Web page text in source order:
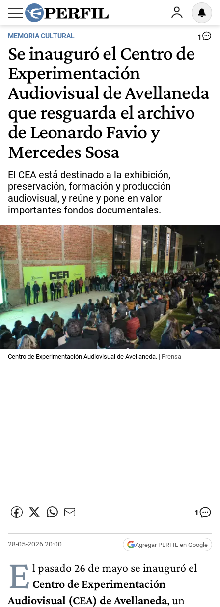
MEMORIA CULTURAL 1
Se inauguró el Centro de
Experimentación
Audiovisual de Avellaneda
que resguarda el archivo
de Leonardo Favio y
Mercedes Sosa
El CEA está destinado a la exhibición,
preservación, formación y producción
audiovisual, y reúne y pone en valor
importantes fondos documentales.
Centro de Experimentación Audiovisual de Avellaneda. | Prensa
1
28-05-2026 20:00 Agregar PERFIL en Google
E l pasado 26 de mayo se inauguró el
Centro de Experimentación
Audiovisual (CEA) de Avellaneda, un